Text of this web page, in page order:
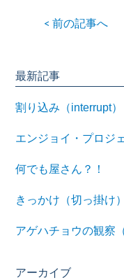
< 前の記事へ
最新記事
割り込み（interrupt）
エンジョイ・プロジ
何でも屋さん？！
きっかけ（切っ掛け）
アゲハチョウの観察
アーカイブ